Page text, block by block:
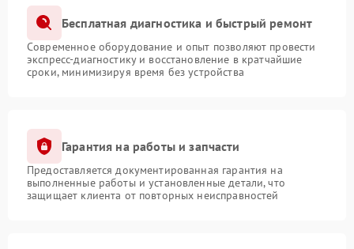
Бесплатная диагностика и быстрый ремонт
Современное оборудование и опыт позволяют провести
экспресс-диагностику и восстановление в кратчайшие
сроки, минимизируя время без устройства
Гарантия на работы и запчасти
Предоставляется документированная гарантия на
выполненные работы и установленные детали, что
защищает клиента от повторных неисправностей